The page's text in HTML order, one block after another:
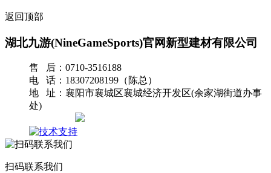
返回顶部
湖北九游(NineGameSports)官网新型建材有限公司
售 后：0710-3516188
电 话：18307208199（陈总）
地 址：襄阳市襄城区襄城经济开发区(余家湖街道办事
处)
扫码联系我们